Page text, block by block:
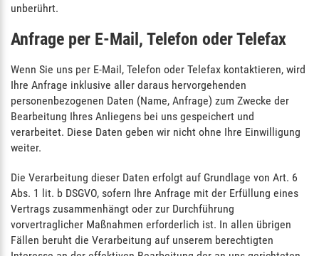
unberührt.
Anfrage per E-Mail, Telefon oder Telefax
Wenn Sie uns per E-Mail, Telefon oder Telefax kontaktieren, wird
Ihre Anfrage inklusive aller daraus hervorgehenden
personenbezogenen Daten (Name, Anfrage) zum Zwecke der
Bearbeitung Ihres Anliegens bei uns gespeichert und
verarbeitet. Diese Daten geben wir nicht ohne Ihre Einwilligung
weiter.
Die Verarbeitung dieser Daten erfolgt auf Grundlage von Art. 6
Abs. 1 lit. b DSGVO, sofern Ihre Anfrage mit der Erfüllung eines
Vertrags zusammenhängt oder zur Durchführung
vorvertraglicher Maßnahmen erforderlich ist. In allen übrigen
Fällen beruht die Verarbeitung auf unserem berechtigten